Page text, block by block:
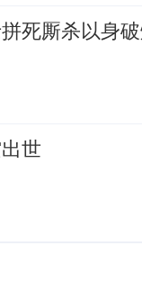
死厮杀以身
世